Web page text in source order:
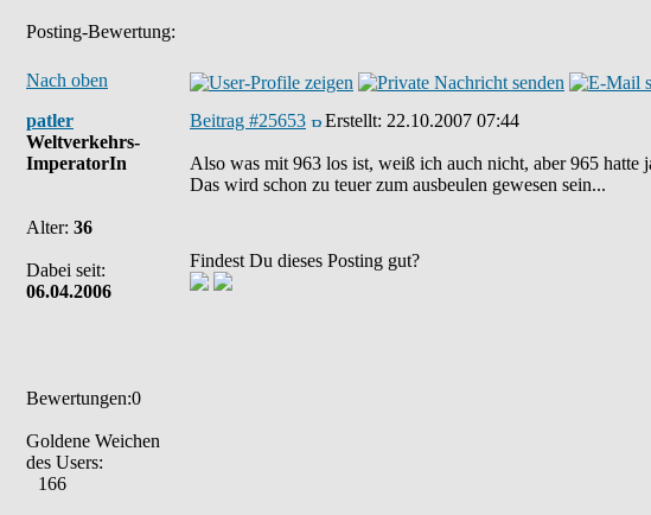
Posting-Bewertung:
Nach oben
patler
Weltverkehrs-
ImperatorIn
Alter: 36
Dabei seit:
06.04.2006
Bewertungen:0
Goldene Weichen
des Users:
166
Beitrag #25653 Erstellt: 22.10.2007 07:44
Also was mit 963 los ist, weiß ich auch nicht, aber 965
Das wird schon zu teuer zum ausbeulen gewesen sein...
Findest Du dieses Posting gut?